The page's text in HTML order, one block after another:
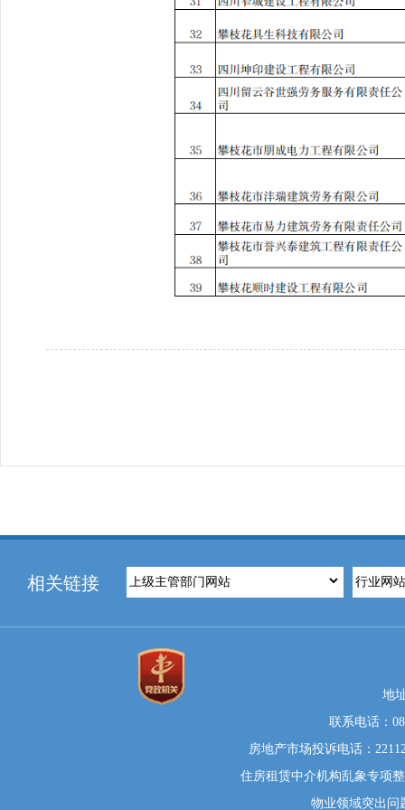
相关链接
地
联系电话：
房地产市场投诉电话：
住房租赁中介机构乱象专项
物业领域突出问